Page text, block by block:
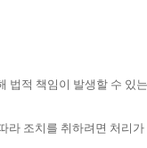
적 책임이 발생할 수 있
라 조치를 취하려면 처리가